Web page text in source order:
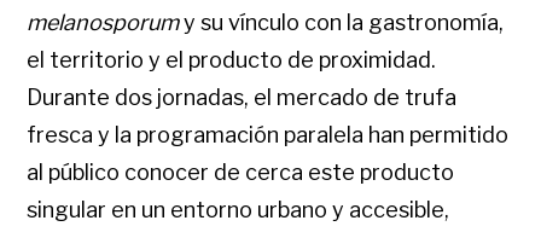
melanosporumy su vínculo con la gastronomía,
el territorio y el producto de proximidad.
Durante dos jornadas, el mercado de trufa
fresca y la programación paralela han permitido
al público conocer de cerca este producto
singular en un entorno urbano y accesible,